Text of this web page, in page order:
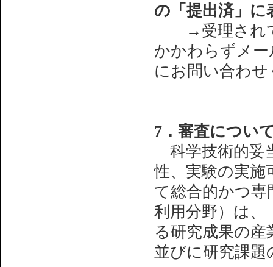
の「提出済」
→受理されて
かかわらずメ
にお問い合わ
7．審査につい
科学技術的妥
性、実験の実施
て総合的かつ専
利用分野）は、
る研究成果の
並びに研究課題